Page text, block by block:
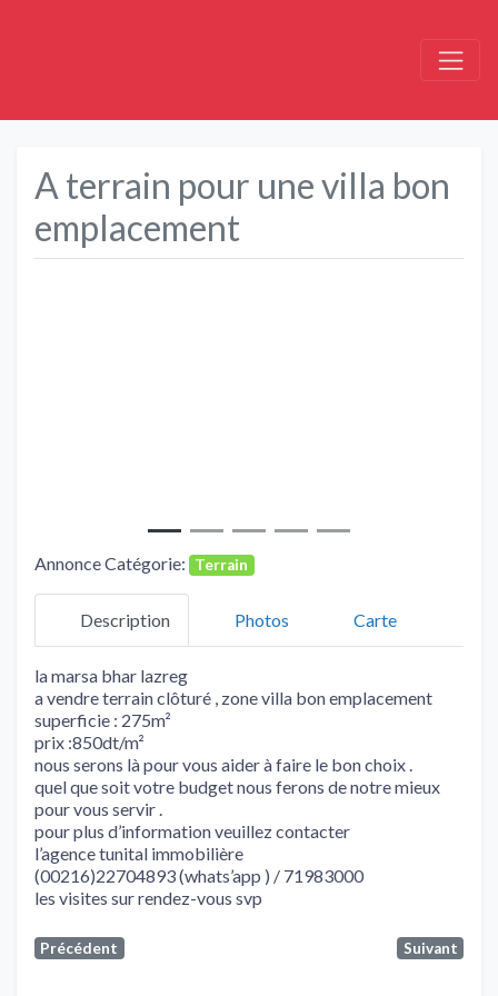
A terrain pour une villa bon
emplacement
Annonce Catégorie: Terrain
Description Photos Carte
la marsa bhar lazreg
a vendre terrain clôturé , zone villa bon emplacement
superficie : 275m²
prix :850dt/m²
nous serons là pour vous aider à faire le bon choix .
quel que soit votre budget nous ferons de notre mieux
pour vous servir .
pour plus d’information veuillez contacter
l’agence tunital immobilière
(00216)22704893 (whats’app ) / 71983000
les visites sur rendez-vous svp
Précédent Suivant